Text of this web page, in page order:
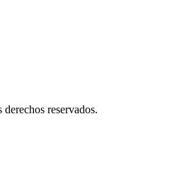
reservados.